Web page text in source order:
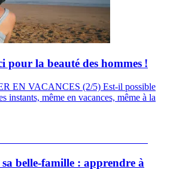
pour la beauté des hommes !
EN VACANCES (2/5) Est-il possible
instants, même en vacances, même à la
sa belle-famille : apprendre à